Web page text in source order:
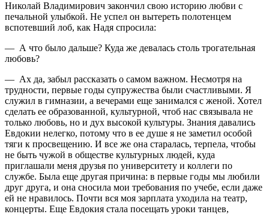
Николай Владимирович закончил свою историю любви с
печальной улыбкой. Не успел он вытереть полотенцем
вспотевший лоб, как Надя спросила:
— А что было дальше? Куда же девалась столь трогательная
любовь?
— Ах да, забыл рассказать о самом важном. Несмотря на
трудности, первые годы супружества были счастливыми. Я
служил в гимназии, а вечерами еще занимался с женой. Хотел
сделать ее образованной, культурной, чтоб нас связывала не
только любовь, но и дух высокой культуры. Знания давались
Евдокии нелегко, потому что в ее душе я не заметил особой
тяги к просвещению. И все же она старалась, терпела, чтобы
не быть чужой в обществе культурных людей, куда
приглашали меня друзья по университету и коллеги по
службе. Была еще другая причина: в первые годы мы любили
друг друга, и она сносила мои требования по учебе, если даже
ей не нравилось. Почти вся моя зарплата уходила на театр,
концерты. Еще Евдокия стала посещать уроки танцев,